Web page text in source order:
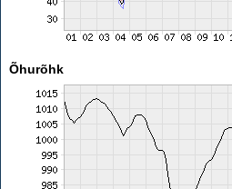
Õhurõhk